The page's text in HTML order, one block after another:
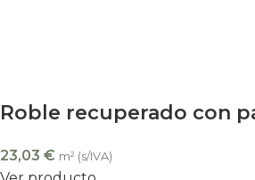
Roble recuperado con
23,03 € m² (s/IVA)